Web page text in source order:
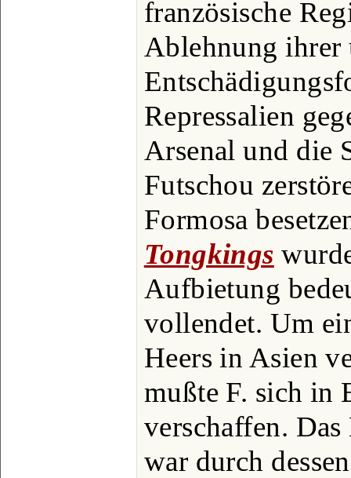
französische
Ablehnung ihrer
Repressalien
Arsenal und die
Futschou
Formosa
Tongkings
Aufbietung
vollendet. Um
Heers in Asien
mußte F. sich in
verschaffen.
war durch